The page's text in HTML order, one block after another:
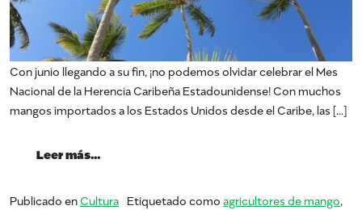
Con junio llegando a su fin, ¡no podemos olvidar celebrar el Mes
Nacional de la Herencia Caribeña Estadounidense! Con muchos
mangos importados a los Estados Unidos desde el Caribe, las […]
Leer más…
Publicado enCultura Etiquetado como agricultores de mango,